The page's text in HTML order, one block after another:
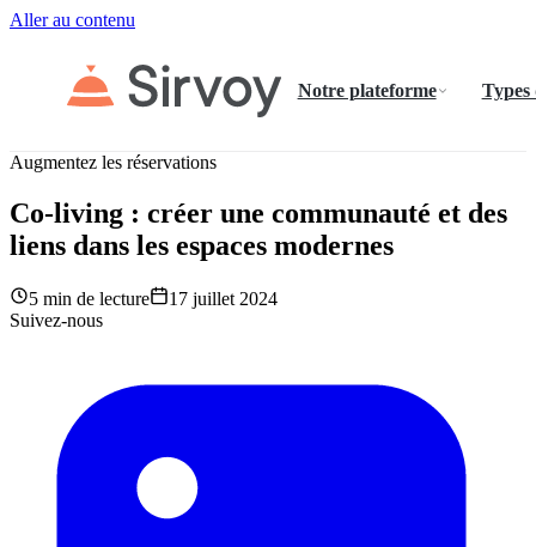
Aller au contenu
Notre plateforme Types
Augmentez les réservations
Co-living : créer une communauté et des
liens dans les espaces modernes
5 min de lecture
17 juillet 2024
Suivez-nous